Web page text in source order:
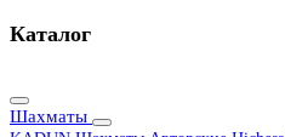
Каталог
Шахматы